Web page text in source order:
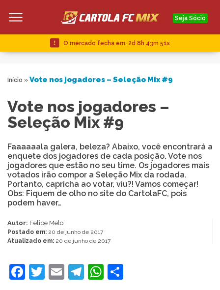
Seja Sócio
O mercado fecha em: 2d 8h 43m 50s
Início » Vote nos jogadores – Seleção Mix #9
Vote nos jogadores –
Seleção Mix #9
Faaaaaala galera, beleza? Abaixo, você encontrará a
enquete dos jogadores de cada posição. Vote nos
jogadores que estão no seu time. Os jogadores mais
votados irão compor a Seleção Mix da rodada.
Portanto, capricha ao votar, viu?! Vamos começar!
Obs: Fiquem de olho no site do CartolaFC, pois
podem haver…
Autor: Felipe Melo
Postado em: 20 de junho de 2017
Atualizado em: 20 de junho de 2017
Facebook
Twitter
EmailTelegram
WhatsApp